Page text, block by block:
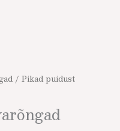
/ Pikad puidust